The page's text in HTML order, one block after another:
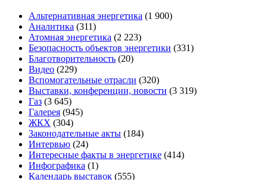
Альтернативная энергетика (1 900)
Аналитика (311)
Атомная энергетика (2 223)
Безопасность объектов энергетики (331)
Благотворительность (20)
Видео (229)
Вспомогательные отрасли (320)
Выставки, конференции, новости (3 319)
Газ (3 645)
Галерея (945)
ЖКХ (304)
Законодательные акты (184)
Интервью (24)
Интересные факты в энергетике (414)
Инфографика (1)
Календарь выставок (555)